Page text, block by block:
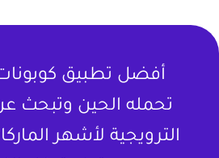
أفضل تطبيق
تحمله الحين وتبحث
الترويجية لأشهر